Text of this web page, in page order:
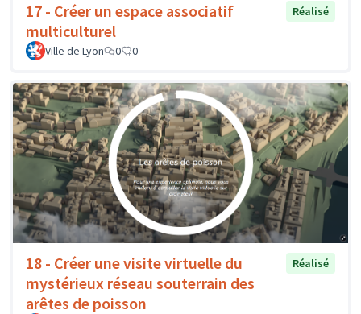
17 - Créer un espace associatif
multiculturel
Réalisé
Ville de Lyon 0 0
18 - Créer une visite virtuelle du
mystérieux réseau souterrain des
arêtes de poisson
Réalisé